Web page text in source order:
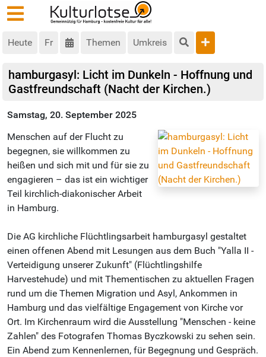
Heute Fr Themen Umkreis
hamburgasyl: Licht im Dunkeln - Hoffnung und
Gastfreundschaft (Nacht der Kirchen.)
Samstag, 20. September 2025
Menschen auf der Flucht zu
begegnen, sie willkommen zu
heißen und sich mit und für sie zu
engagieren – das ist ein wichtiger
Teil kirchlich-diakonischer Arbeit
in Hamburg.
Die AG kirchliche Flüchtlingsarbeit hamburgasyl gestaltet
einen offenen Abend mit Lesungen aus dem Buch "Yalla II -
Verteidigung unserer Zukunft" (Flüchtlingshilfe
Harvestehude) und mit Thementischen zu aktuellen Fragen
rund um die Themen Migration und Asyl, Ankommen in
Hamburg und das vielfältige Engagement von Kirche vor
Ort. Im Kirchenraum wird die Ausstellung "Menschen - keine
Zahlen" des Fotografen Thomas Byczkowski zu sehen sein.
Ein Abend zum Kennenlernen, für Begegnung und Gespräch.